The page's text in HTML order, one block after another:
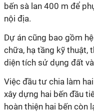
bến sà lan 400 m để
nội địa.
Dự án cũng bao gồm
chữa, hạ tầng kỹ thuật,
diện tích sử dụng đất
Việc đầu tư chia làm
xây dựng hai bến đầu
hoàn thiện hai bến còn